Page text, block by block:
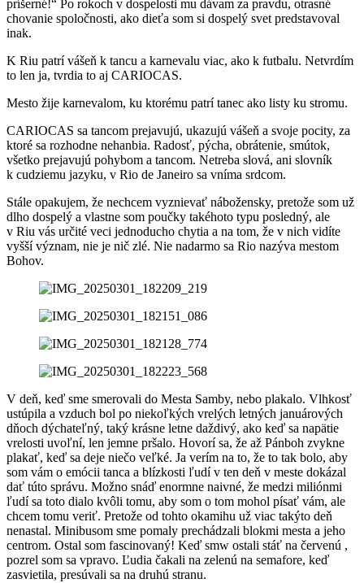
príšerné!“ Po rokoch v dospelosti mu dávam za pravdu, otrasné
chovanie spoločnosti, ako dieťa som si dospelý svet predstavoval
inak.
K Riu patrí vášeň k tancu a karnevalu viac, ako k futbalu. Netvrdím
to len ja, tvrdia to aj CARIOCAS.
Mesto žije karnevalom, ku ktorému patrí tanec ako listy ku stromu.
CARIOCAS sa tancom prejavujú, ukazujú vášeň a svoje pocity, za
ktoré sa rozhodne nehanbia. Radosť, pýcha, obrátenie, smútok,
všetko prejavujú pohybom a tancom. Netreba slová, ani slovník
k cudziemu jazyku, v Rio de Janeiro sa vníma srdcom.
Stále opakujem, že nechcem vyznievať nábožensky, pretože som už
dlho dospelý a vlastne som poučky takéhoto typu posledný, ale
v Riu vás určité veci jednoducho chytia a na tom, že v nich vidíte
vyšší význam, nie je nič zlé. Nie nadarmo sa Rio nazýva mestom
Bohov.
V deň, keď sme smerovali do Mesta Samby, nebo plakalo. Vlhkosť
ustúpila a vzduch bol po niekoľkých vrelých letných januárových
dňoch dýchateľný, taký krásne letne daždivý, ako keď sa napätie
vrelosti uvoľní, len jemne pršalo. Hovorí sa, že až Pánboh zvykne
plakať, keď sa deje niečo veľké. Ja verím na to, že to tak bolo, aby
som vám o emócii tanca a blízkosti ľudí v ten deň v meste dokázal
dať túto správu. Možno snáď enormne naivné, že medzi miliónmi
ľudí sa toto dialo kvôli tomu, aby som o tom mohol písať vám, ale
chcem tomu veriť. Pretože od tohto okamihu už viac takýto deň
nenastal. Minibusom sme pomaly prechádzali blokmi mesta a jeho
centrom. Ostal som fascinovaný! Keď smw ostali stáť na červenú ,
pozrel som sa vpravo. Ľudia čakali na zelenú na semafore, keď
zasvietila, presúvali sa na druhú stranu.